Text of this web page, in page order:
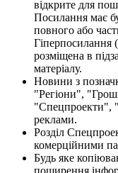
відкрите для
Посилання має
повного або
Гіперпосилання
розміщена в
матеріалу.
Новини з
"Регіони",
"Спецпроекти",
реклами.
Розділ
комерційними
Будь яке
поширення